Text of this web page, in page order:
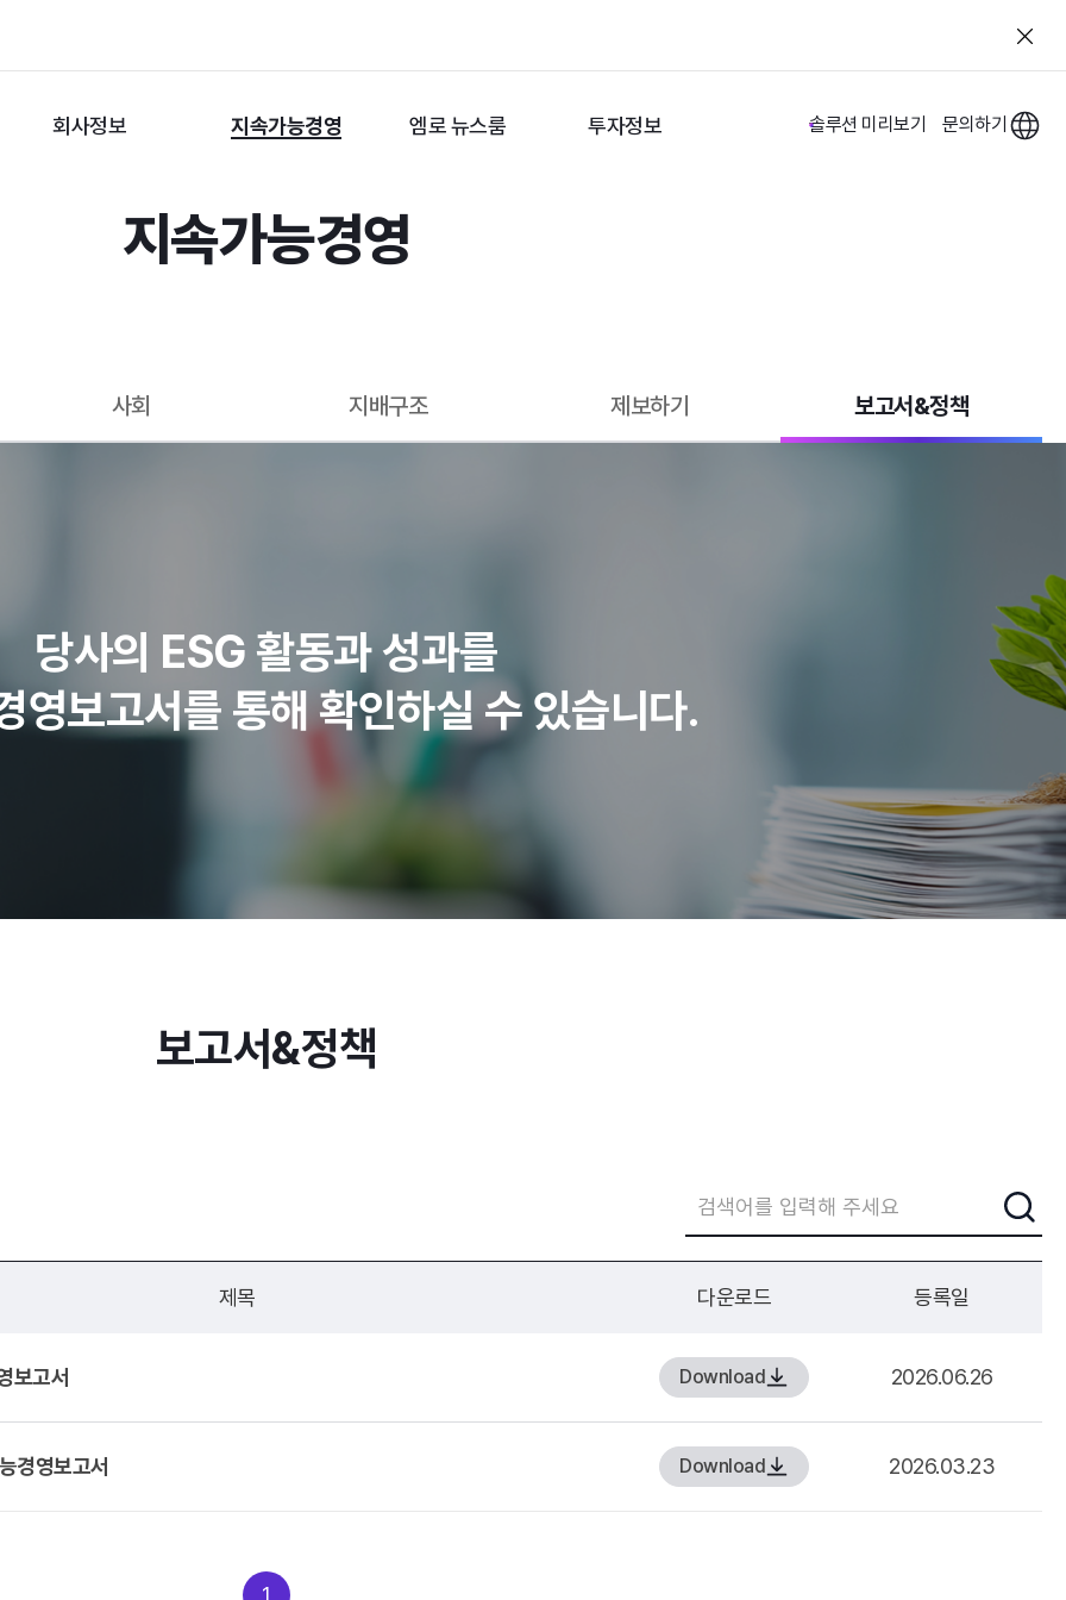
회사정보 지속가능경영 엠로 뉴스룸 투자정보 솔루션 미리보기 문의하기
지속가능경영
사회 지배구조 제보하기 보고서&정책
당사의 ESG 활동과 성과를
영보고서를 통해 확인하실 수 있습니다.
보고서&정책
제목 다운로드 등록일
보고서 Download 2026.06.26
경영보고서 Download 2026.03.23
1